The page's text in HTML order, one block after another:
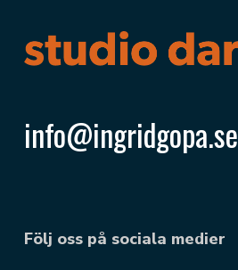
info@ingridgopa.se
Följ oss på sociala medier